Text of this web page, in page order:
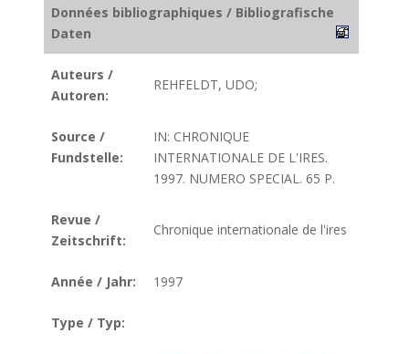
Données bibliographiques / Bibliografische
Daten
Auteurs /
Autoren:
REHFELDT, UDO;
Source /
Fundstelle:
IN: CHRONIQUE
INTERNATIONALE DE L'IRES.
1997. NUMERO SPECIAL. 65 P.
Revue /
Zeitschrift:
Chronique internationale de l'ires
Année / Jahr: 1997
Type / Typ: